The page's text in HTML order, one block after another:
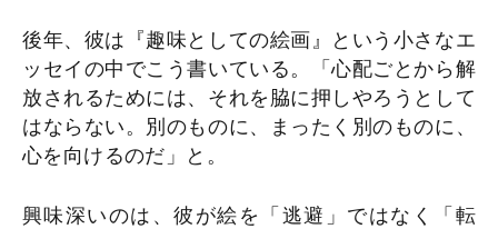
後年、彼は『趣味としての絵画』という小さなエ
ッセイの中でこう書いている。「心配ごとから解
放されるためには、それを脇に押しやろうとして
はならない。別のものに、まったく別のものに、
心を向けるのだ」と。
興味深いのは、彼が絵を「逃避」ではなく「転